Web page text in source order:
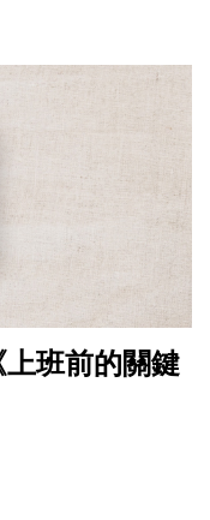
上班前的關鍵